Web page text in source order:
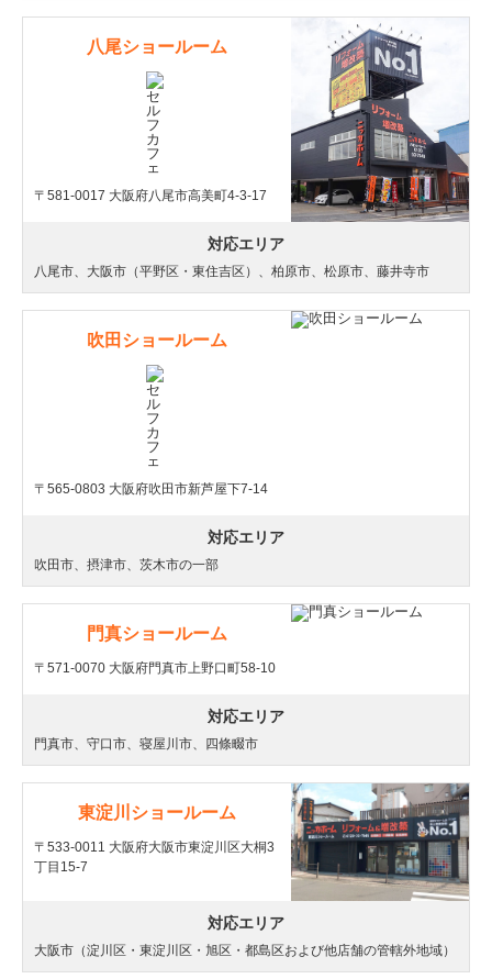
八尾ショールーム
〒581-0017 大阪府八尾市高美町4-3-17
対応エリア
八尾市、大阪市（平野区・東住吉区）、柏原市、松原市、藤井寺市
吹田ショールーム
〒565-0803 大阪府吹田市新芦屋下7-14
対応エリア
吹田市、摂津市、茨木市の一部
門真ショールーム
〒571-0070 大阪府門真市上野口町58-10
対応エリア
門真市、守口市、寝屋川市、四條畷市
東淀川ショールーム
〒533-0011 大阪府大阪市東淀川区大桐3
丁目15-7
対応エリア
大阪市（淀川区・東淀川区・旭区・都島区および他店舗の管轄外地域）